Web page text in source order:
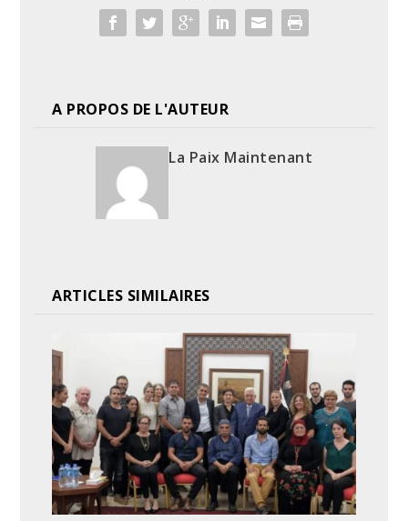
A PROPOS DE L'AUTEUR
La Paix Maintenant
ARTICLES SIMILAIRES